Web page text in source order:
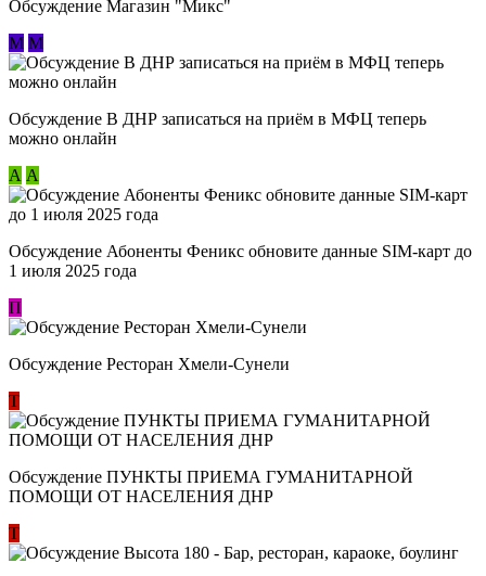
Обсуждение Магазин "Микс"
М М
Обсуждение В ДНР записаться на приём в МФЦ теперь
можно онлайн
А А
Обсуждение Абоненты Феникс обновите данные SIM-карт до
1 июля 2025 года
П
Обсуждение Ресторан Хмели-Сунели
Т
Обсуждение ​ПУНКТЫ ПРИЕМА ГУМАНИТАРНОЙ
ПОМОЩИ ОТ НАСЕЛЕНИЯ ДНР
Т